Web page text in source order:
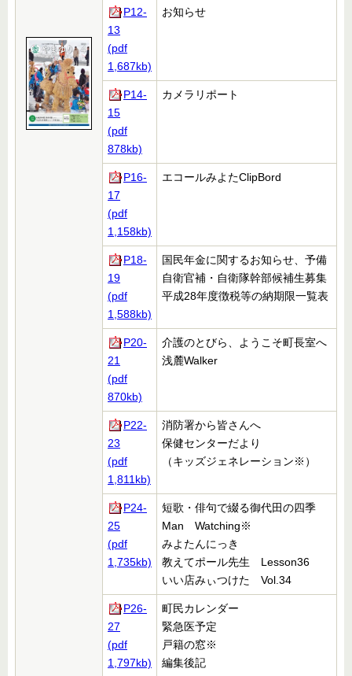
P12-
13
(pdf
1,687kb)
お知らせ
P14-
15
(pdf
878kb)
カメラリポート
P16-
17
(pdf
1,158kb)
エコールみよたClipBord
P18-
19
(pdf
1,588kb)
国民年金に関するお知らせ、予備
自衛官補・自衛隊幹部候補生募集
平成28年度徴税等の納期限一覧表
P20-
21
(pdf
870kb)
介護のとびら、ようこそ町長室へ
浅麓Walker
P22-
23
(pdf
1,811kb)
消防署から皆さんへ
保健センターだより
（キッズジェネレーション※）
P24-
25
(pdf
1,735kb)
短歌・俳句で綴る御代田の四季
Man Watching※
みよたんにっき
教えてポール先生 Lesson36
いい店みぃつけた Vol.34
P26-
27
(pdf
1,797kb)
町民カレンダー
緊急医予定
戸籍の窓※
編集後記